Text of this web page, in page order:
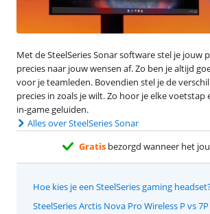
Met de SteelSeries Sonar software stel je jouw
precies naar jouw wensen af. Zo ben je altijd
voor je teamleden. Bovendien stel je de
precies in zoals je wilt. Zo hoor je elke voetstap
in-game geluiden.
Alles over SteelSeries Sonar
Gratis bezorgd wanneer het
Hoe kies je een SteelSeries gaming
SteelSeries Arctis Nova Pro Wireless P vs 7P